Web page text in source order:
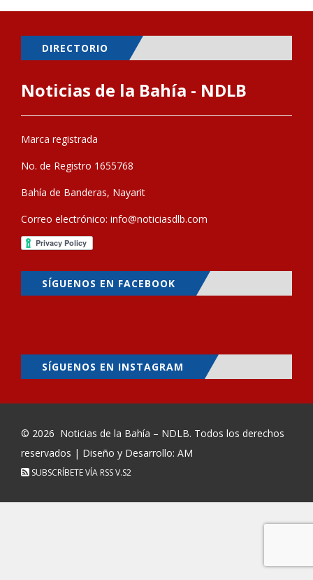
DIRECTORIO
Noticias de la Bahía - NDLB
Marca registrada
No. de Registro 1655768
Bahía de Banderas, Nayarit
Correo electrónico: info@noticiasdlb.com
SÍGUENOS EN FACEBOOK
SÍGUENOS EN INSTAGRAM
© 2026 Noticias de la Bahía – NDLB. Todos los derechos
reservados | Diseño y Desarrollo: AM
SUBSCRÍBETE VÍA RSSV.S2